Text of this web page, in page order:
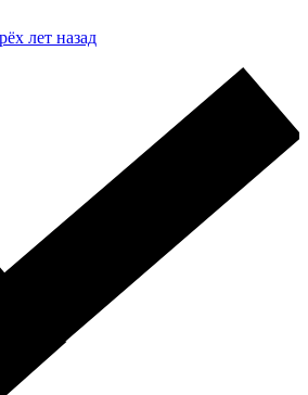
лет назад